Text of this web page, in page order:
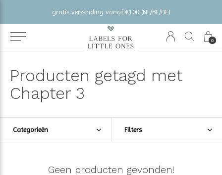
0
gratis verzending vanaf €100 (NL/BE/DE)
Producten getagd met
Chapter 3
Categorieën Filters
Geen producten gevonden!